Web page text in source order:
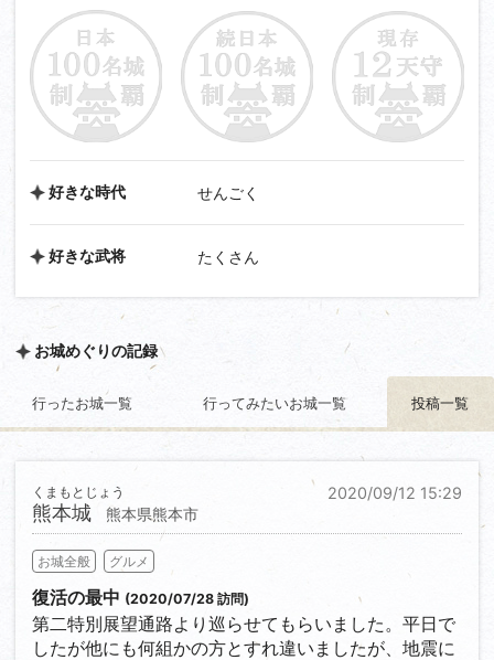
好きな時代 せんごく
好きな武将 たくさん
お城めぐりの記録
行ったお城一覧 行ってみたいお城一覧 投稿一覧
2020/09/12 15:29
熊本城
くまもとじょう
熊本県熊本市
お城全般 グルメ
復活の最中 (2020/07/28 訪問)
第二特別展望通路より巡らせてもらいました。平日で
したが他にも何組かの方とすれ違いましたが、地震に